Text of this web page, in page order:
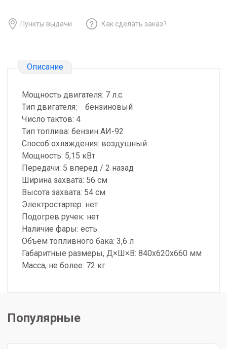
Пункты выдачи Как сделать заказ?
Описание
Мощность двигателя: 7 л.с.
Тип двигателя: бензиновый
Число тактов: 4
Тип топлива: бензин АИ-92
Способ охлаждения: воздушный
Мощность: 5,15 кВт
Передачи: 5 вперед / 2 назад
Ширина захвата: 56 см
Высота захвата: 54 см
Электростартер: нет
Подогрев ручек: нет
Наличие фары: есть
Объем топливного бака: 3,6 л
Габаритные размеры, Д×Ш×В: 840x620x660 мм
Масса, не более: 72 кг
Популярные